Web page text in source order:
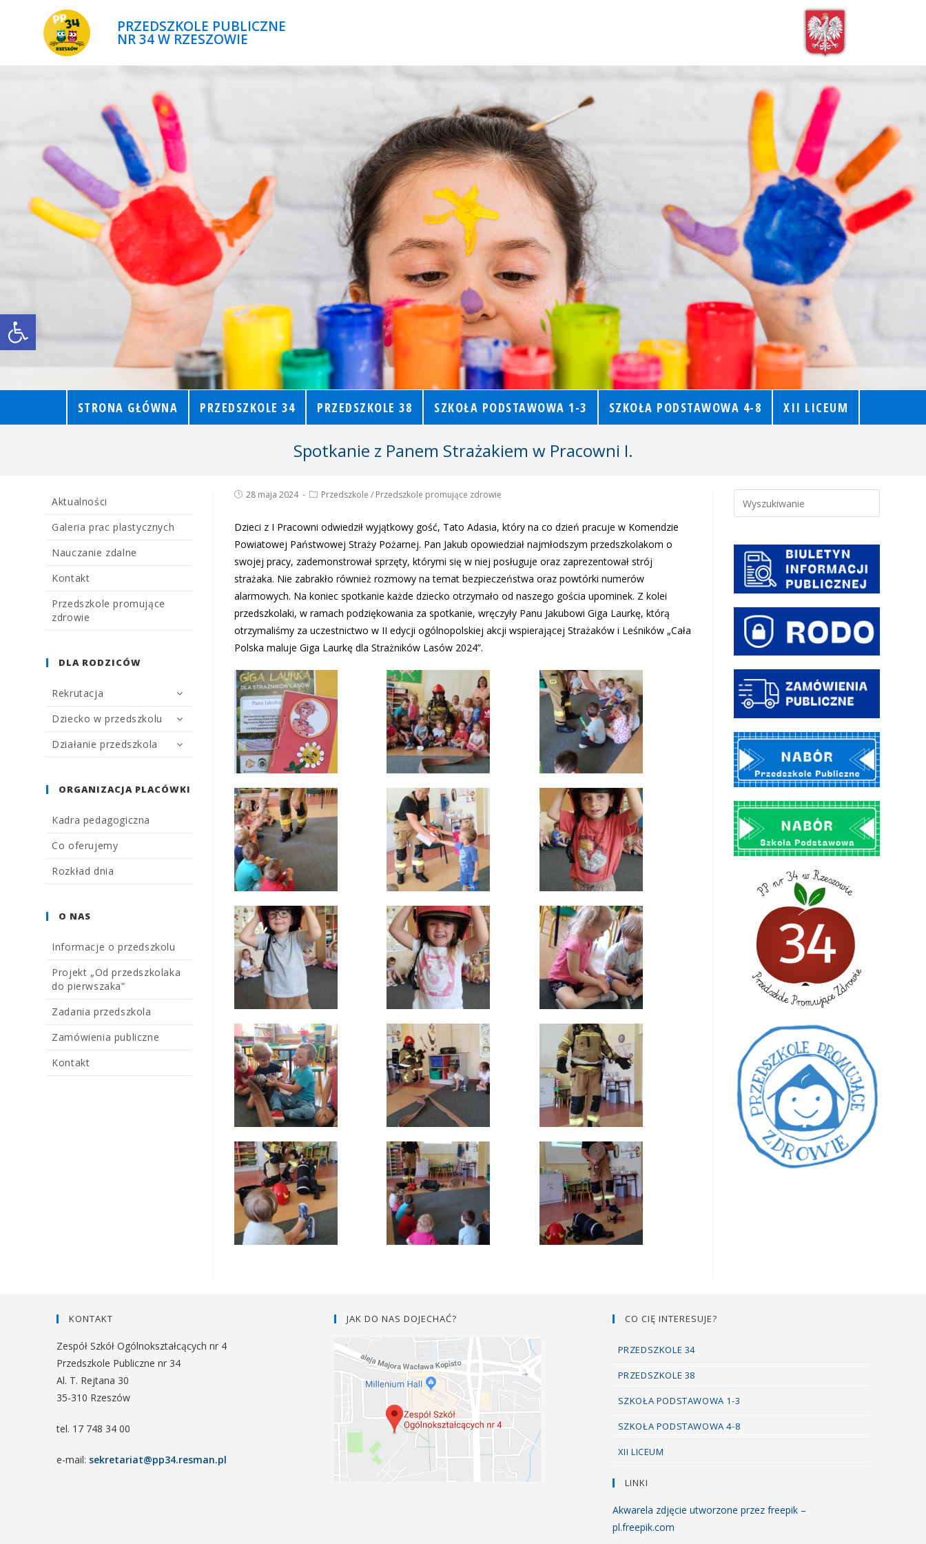
Open toolbar
PRZEDSZKOLE PUBLICZNE
NR 34 W RZESZOWIE
STRONA GŁÓWNA PRZEDSZKOLE 34 PRZEDSZKOLE 38 SZKOŁA PODSTAWOWA 1-3 SZKOŁA PODSTAWOWA 4-8 XII LICEUM
Spotkanie z Panem Strażakiem w Pracowni I.
28 maja 2024 Przedszkole / Przedszkole promujące zdrowie
Dzieci z I Pracowni odwiedził wyjątkowy gość, Tato Adasia, który na co dzień pracuje w Komendzie
Powiatowej Państwowej Straży Pożarnej. Pan Jakub opowiedział najmłodszym przedszkolakom o
swojej pracy, zademonstrował sprzęty, którymi się w niej posługuje oraz zaprezentował strój
strażaka. Nie zabrakło również rozmowy na temat bezpieczeństwa oraz powtórki numerów
alarmowych. Na koniec spotkanie każde dziecko otrzymało od naszego gościa upominek. Z kolei
przedszkolaki, w ramach podziękowania za spotkanie, wręczyły Panu Jakubowi Giga Laurkę, którą
otrzymaliśmy za uczestnictwo w II edycji ogólnopolskiej akcji wspierającej Strażaków i Leśników „Cała
Polska maluje Giga Laurkę dla Strażników Lasów 2024”.
Aktualności
Galeria prac plastycznych
Nauczanie zdalne
Kontakt
Przedszkole promujące
zdrowie
DLA RODZICÓW
Rekrutacja
Dziecko w przedszkolu
Działanie przedszkola
ORGANIZACJA PLACÓWKI
Kadra pedagogiczna
Co oferujemy
Rozkład dnia
O NAS
Informacje o przedszkolu
Projekt „Od przedszkolaka
do pierwszaka”
Zadania przedszkola
Zamówienia publiczne
Kontakt
KONTAKT
Zespół Szkół Ogólnokształcących nr 4
Przedszkole Publiczne nr 34
Al. T. Rejtana 30
35-310 Rzeszów
tel. 17 748 34 00
e-mail: sekretariat@pp34.resman.pl
JAK DO NAS DOJECHAĆ? CO CIĘ INTERESUJE?
PRZEDSZKOLE 34
PRZEDSZKOLE 38
SZKOŁA PODSTAWOWA 1-3
SZKOŁA PODSTAWOWA 4-8
XII LICEUM
LINKI
Akwarela zdjęcie utworzone przez freepik –
pl.freepik.com